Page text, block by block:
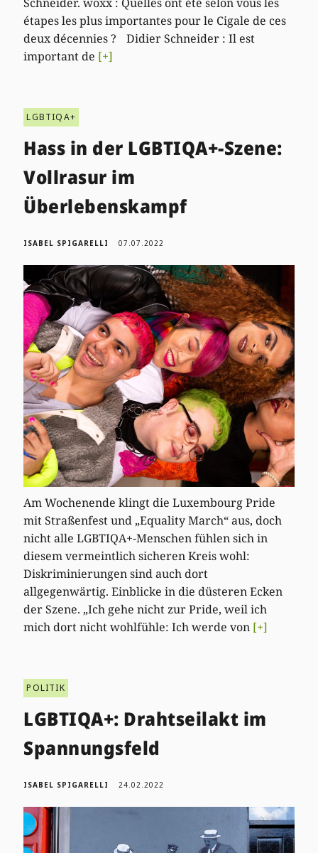
étapes les plus importantes pour le Cigale de ces
deux décennies ? Didier Schneider : Il est
important de [+]
LGBTIQA+
Hass in der LGBTIQA+-Szene:
Vollrasur im
Überlebenskampf
ISABEL SPIGARELLI 07.07.2022
Am Wochenende klingt die Luxembourg Pride
mit Straßenfest und „Equality March“ aus, doch
nicht alle LGBTIQA+-Menschen fühlen sich in
diesem vermeintlich sicheren Kreis wohl:
Diskriminierungen sind auch dort
allgegenwärtig. Einblicke in die düsteren Ecken
der Szene. „Ich gehe nicht zur Pride, weil ich
mich dort nicht wohlfühle: Ich werde von [+]
POLITIK
LGBTIQA+: Drahtseilakt im
Spannungsfeld
ISABEL SPIGARELLI 24.02.2022